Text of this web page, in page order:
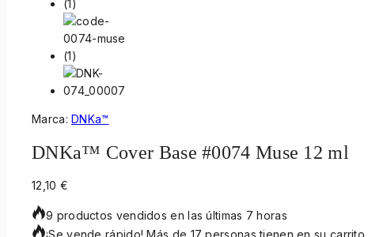
Marca:DNKa™
DNKa™ Cover Base #0074 Muse 12 ml
12,10 €
9 productos vendidos en las últimas 7 horas